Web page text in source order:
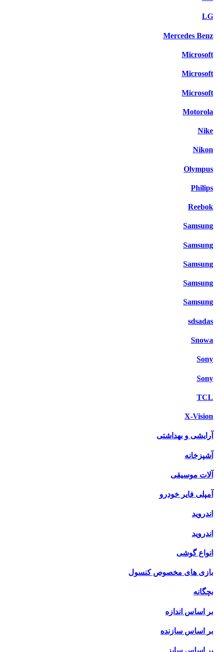
LG
Mercedes Benz
Microsoft
Microsoft
Microsoft
Motorola
Nike
Nikon
Olympus
Philips
Reebok
Samsung
Samsung
Samsung
Samsung
Samsung
sdsadas
Snowa
Sony
Sony
TCL
X-Vision
آرایشی و بهداشتی
آشپزخانه
آلات موسیقی
آمپلی فایر خودرو
اندروید
اندروید
انواع گوشی
بازی های مخصوص کنسول
بچگانه
بر اساس اندازه
بر اساس سازنده